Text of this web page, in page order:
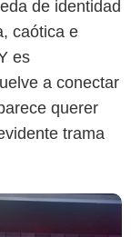
de identidad
caótica e
es
a conectar
querer
trama